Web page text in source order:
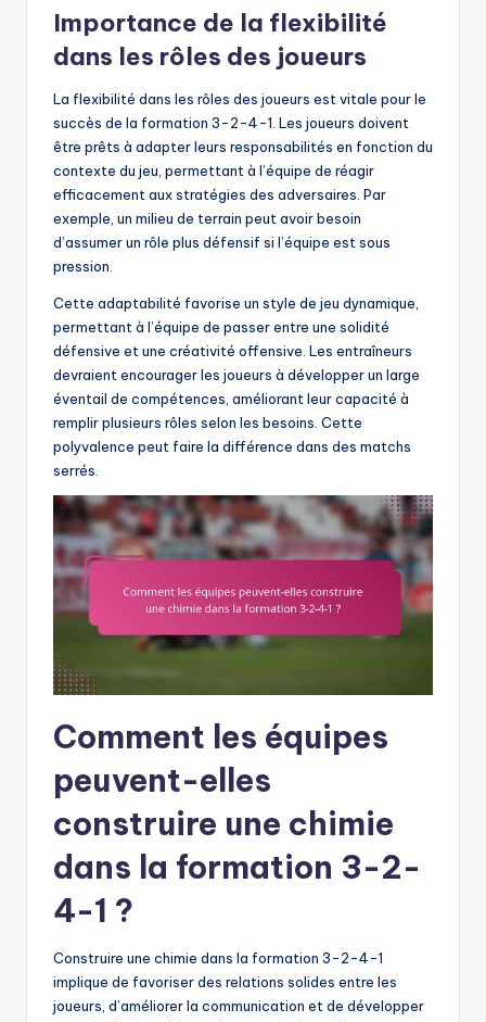
Importance de la flexibilité
dans les rôles des joueurs
La flexibilité dans les rôles des joueurs est vitale pour le
succès de la formation 3-2-4-1. Les joueurs doivent
être prêts à adapter leurs responsabilités en fonction du
contexte du jeu, permettant à l’équipe de réagir
efficacement aux stratégies des adversaires. Par
exemple, un milieu de terrain peut avoir besoin
d’assumer un rôle plus défensif si l’équipe est sous
pression.
Cette adaptabilité favorise un style de jeu dynamique,
permettant à l’équipe de passer entre une solidité
défensive et une créativité offensive. Les entraîneurs
devraient encourager les joueurs à développer un large
éventail de compétences, améliorant leur capacité à
remplir plusieurs rôles selon les besoins. Cette
polyvalence peut faire la différence dans des matchs
serrés.
Comment les équipes
peuvent-elles
construire une chimie
dans la formation 3-2-
4-1 ?
Construire une chimie dans la formation 3-2-4-1
implique de favoriser des relations solides entre les
joueurs, d’améliorer la communication et de développer